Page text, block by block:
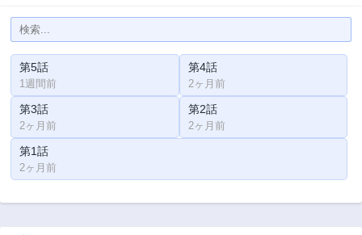
第5話
1週間前
第4話
2ヶ月前
第3話
2ヶ月前
第2話
2ヶ月前
第1話
2ヶ月前